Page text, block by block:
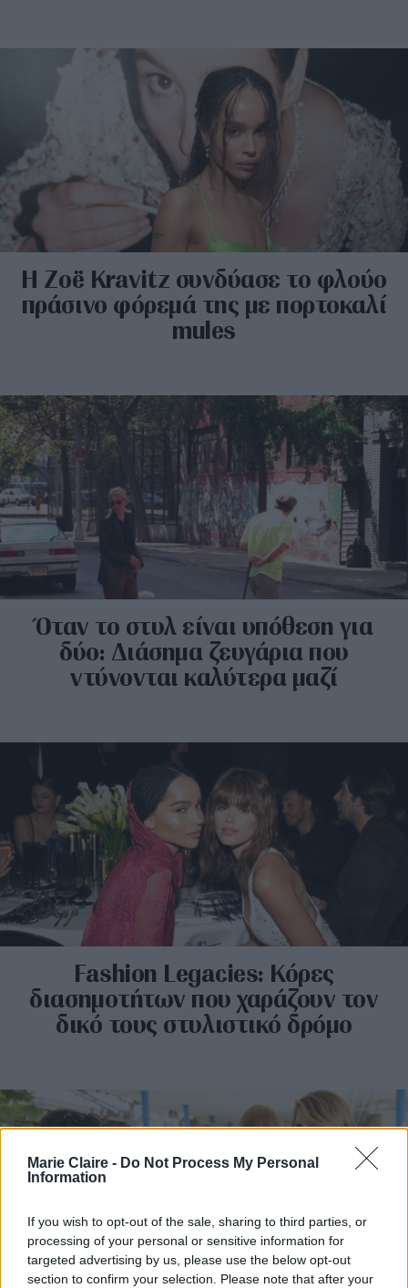
Marie Claire - Do Not Process My Personal
Information
If you wish to opt-out of the sale, sharing to third parties, or
processing of your personal or sensitive information for
targeted advertising by us, please use the below opt-out
section to confirm your selection. Please note that after your
H Zoë Kravitz συνδύασε το φλούο
πράσινο φόρεμά της με πορτοκαλί
mules
Όταν το στυλ είναι υπόθεση για
δύο: Διάσημα ζευγάρια που
ντύνονται καλύτερα μαζί
Fashion Legacies: Κόρες
διασημοτήτων που χαράζουν τον
δικό τους στυλιστικό δρόμο